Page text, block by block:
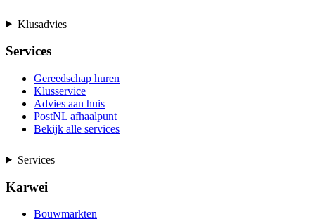
Klusadvies
Services
Gereedschap huren
Klusservice
Advies aan huis
PostNL afhaalpunt
Bekijk alle services
Services
Karwei
Bouwmarkten